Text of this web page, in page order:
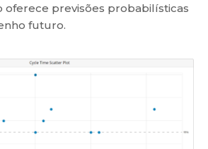
oferece previsões probabilísticas
futuro.